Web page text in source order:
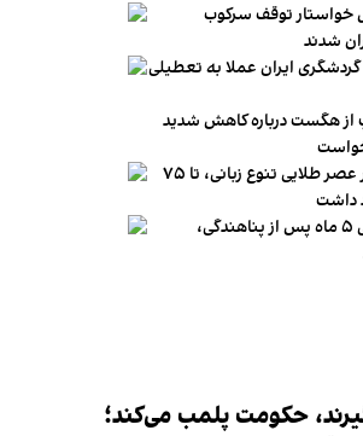
خواستار توقف سرکوب
شدند
ایران عملا به تعطیلی
هگست درباره کاهش شدید
تخمین پژوهشگران: در عصر طلایی تنوع زبانی، تا ۷۵
داشت
دو فوتبالیست زن ایرانی ۵ ماه پس از پناهندگی،
حکومت پلمب می‌کند؛